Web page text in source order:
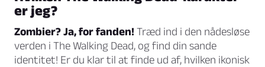
er jeg?
Zombier? Ja, for fanden! Træd ind i den nådesløse
verden i The Walking Dead, og find din sande
identitet! Er du klar til at finde ud af, hvilken ikonisk